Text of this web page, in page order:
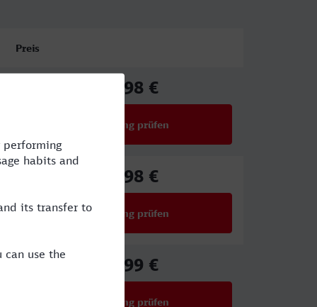
Preis
65,98 €
Verbindung prüfen
65,98 €
Verbindung prüfen
32,99 €
Verbindung prüfen